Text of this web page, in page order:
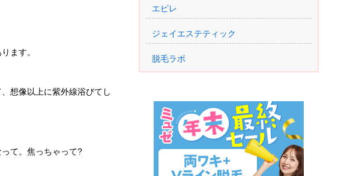
ます。
想像以上に紫外線浴びてし
て。焦っちゃって?
エピレ
ジェイエステティック
脱毛ラボ